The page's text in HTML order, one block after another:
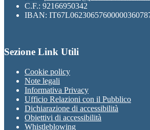
C.F.: 92166950342
IBAN:
Sezione Link Utili
Cookie policy
Note legali
Informativa Privacy
Ufficio Relazioni con il Pubblico
Dichiarazione di accessibilità
Obiettivi di accessibilità
Whistleblowing